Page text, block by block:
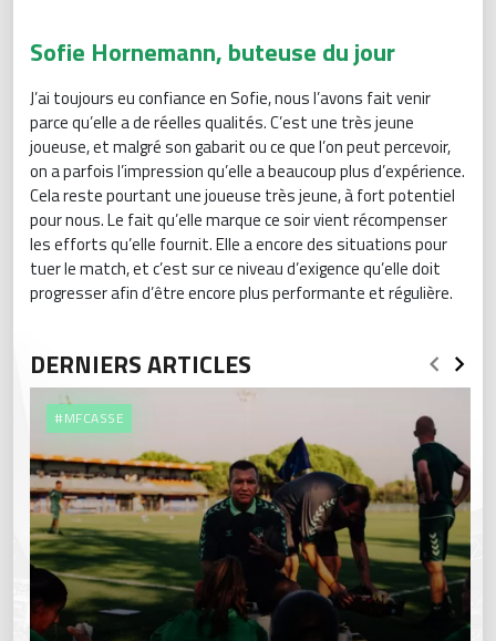
Sofie Hornemann, buteuse du jour
J’ai toujours eu confiance en Sofie, nous l’avons fait venir
parce qu’elle a de réelles qualités. C’est une très jeune
joueuse, et malgré son gabarit ou ce que l’on peut percevoir,
on a parfois l’impression qu’elle a beaucoup plus d’expérience.
Cela reste pourtant une joueuse très jeune, à fort potentiel
pour nous. Le fait qu’elle marque ce soir vient récompenser
les efforts qu’elle fournit. Elle a encore des situations pour
tuer le match, et c’est sur ce niveau d’exigence qu’elle doit
progresser afin d’être encore plus performante et régulière.
DERNIERS ARTICLES
#MFCASSE